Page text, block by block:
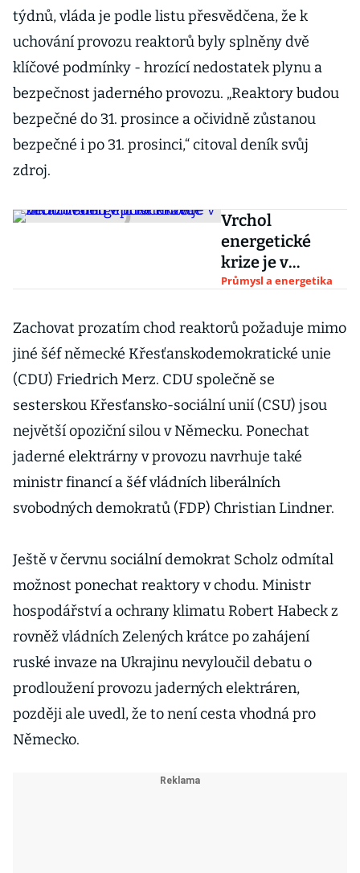
týdnů, vláda je podle listu přesvědčena, že k
uchování provozu reaktorů byly splněny dvě
klíčové podmínky - hrozící nedostatek plynu a
bezpečnost jaderného provozu. „Reaktory budou
bezpečné do 31. prosince a očividně zůstanou
bezpečné i po 31. prosinci,“ citoval deník svůj
zdroj.
Vrchol
energetické
krize je v
nedohlednu.
zdražování i v
příštím roce
Průmysl a energetika
Zachovat prozatím chod reaktorů požaduje mimo
jiné šéf německé Křesťanskodemokratické unie
(CDU) Friedrich Merz. CDU společně se
sesterskou Křesťansko-sociální unií (CSU) jsou
největší opoziční silou v Německu. Ponechat
jaderné elektrárny v provozu navrhuje také
ministr financí a šéf vládních liberálních
svobodných demokratů (FDP) Christian Lindner.
Ještě v červnu sociální demokrat Scholz odmítal
možnost ponechat reaktory v chodu. Ministr
hospodářství a ochrany klimatu Robert Habeck z
rovněž vládních Zelených krátce po zahájení
ruské invaze na Ukrajinu nevyloučil debatu o
prodloužení provozu jaderných elektráren,
později ale uvedl, že to není cesta vhodná pro
Německo.